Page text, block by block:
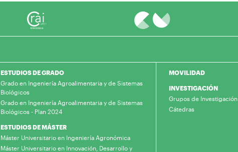
ESTUDIOS DE GRADO
Grado en Ingeniería Agroalimentaria y de Sistemas
Biológicos
Grado en Ingeniería Agroalimentaria y de Sistemas
Biológicos - Plan 2024
ESTUDIOS DE MÁSTER
Máster Universitario en Ingeniería Agronómica
Máster Universitario en Innovación, Desarrollo y
MOVILIDAD
INVESTIGACIÓN
Grupos de Investigación
Cátedras